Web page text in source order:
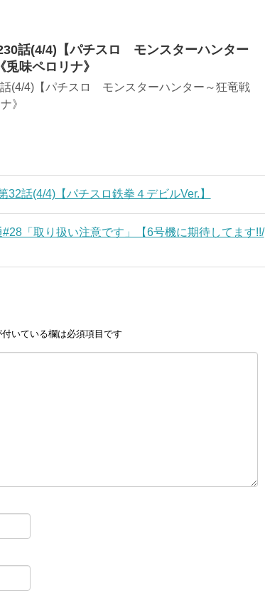
話(4/4)【パチスロ モンスターハンター
味ペロリナ》
(4/4)【パチスロ モンスターハンター～狂竜戦
》
話(4/4)【パチスロ鉄拳４デビルVer.】
「取り扱い注意です」【6号機に期待してます!!/
付いている欄は必須項目です